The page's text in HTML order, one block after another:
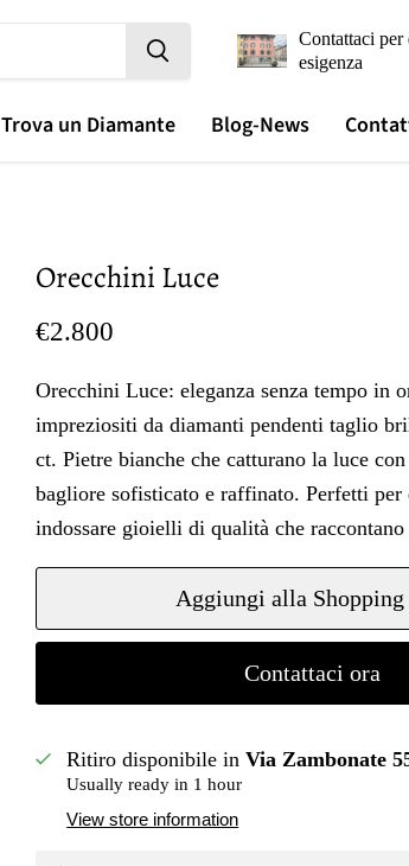
Contattaci per
esigenza
Trova un Diamante Blog-News
Orecchini Luce
Prezzo oggi
€2.800
Orecchini Luce: eleganza senza tempo in
impreziositi da diamanti pendenti taglio
ct. Pietre bianche che catturano la luce
bagliore sofisticato e raffinato. Perfetti
indossare gioielli di qualità che
Aggiungi alla Shopping
Contattaci ora
Ritiro disponibile inVia Zambonate
Usually ready in 1 hour
View store information